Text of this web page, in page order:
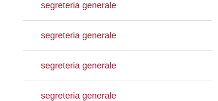
segreteria generale
segreteria generale
segreteria generale
segreteria generale